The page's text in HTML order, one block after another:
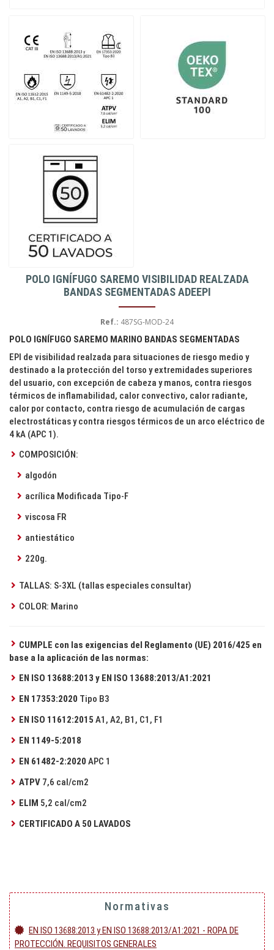
POLO IGNÍFUGO SAREMO VISIBILIDAD REALZADA
BANDAS SEGMENTADAS ADEEPI
Ref.: 487SG-MOD-24
POLO IGNÍFUGO SAREMO MARINO BANDAS SEGMENTADAS
EPI de visibilidad realzada para situaciones de riesgo medio y
destinado a la protección del torso y extremidades superiores
del usuario, con excepción de cabeza y manos, contra riesgos
térmicos de inflamabilidad, calor convectivo, calor radiante,
calor por contacto, contra riesgo de acumulación de cargas
electrostáticas y contra riesgos térmicos de un arco eléctrico de
4 kA (APC 1).
COMPOSICIÓN:
algodón
acrílica Modificada Tipo-F
viscosa FR
antiestático
220g.
TALLAS: S-3XL (tallas especiales consultar)
COLOR: Marino
CUMPLE con las exigencias del Reglamento (UE) 2016/425 en
base a la aplicación de las normas:
EN ISO 13688:2013 y EN ISO 13688:2013/A1:2021
EN 17353:2020 Tipo B3
EN ISO 11612:2015A1, A2, B1, C1, F1
EN 1149-5:2018
EN 61482-2:2020APC 1
ATPV 7,6 cal/cm2
ELIM 5,2 cal/cm2
CERTIFICADO A 50 LAVADOS
Normativas
EN ISO 13688:2013 y EN ISO 13688:2013/A1:2021 - ROPA DE
PROTECCIÓN. REQUISITOS GENERALES